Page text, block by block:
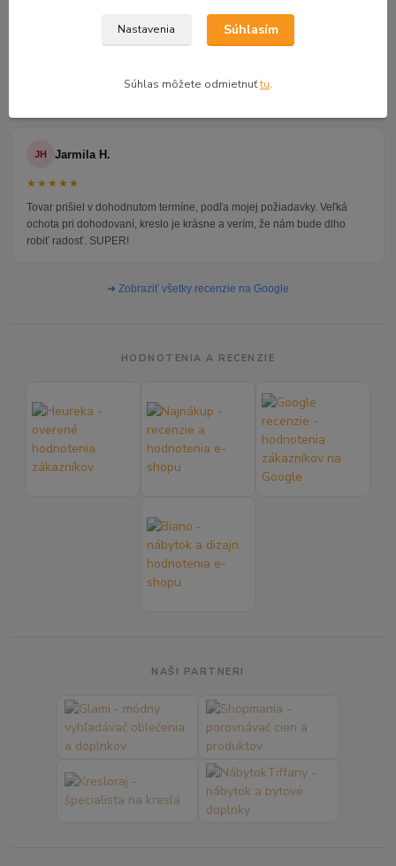
Super firma a to doslovne. Dátum dodania dodržali presne. Dvaja
JH Jarmila H.
★★★★★
Tovar prišiel v dohodnutom termíne, podľa mojej požiadavky. Veľká
ochota pri dohodovaní, kreslo je krásne a verím, že nám bude dlho
robiť radosť. SUPER!
➜ Zobraziť všetky recenzie na Google
HODNOTENIA A RECENZIE
NAŠI PARTNERI
Nastavenia Súhlasím
Súhlas môžete odmietnuťtu.